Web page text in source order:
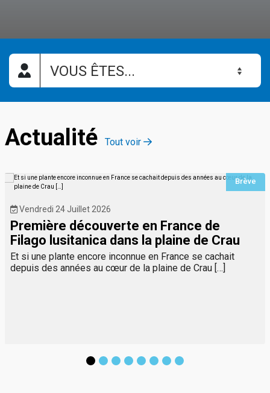
Actualité Tout voir
Brève
Vendredi 24 Juillet 2026
Première découverte en France de
Filago lusitanica dans la plaine de Crau
Et si une plante encore inconnue en France se cachait
depuis des années au cœur de la plaine de Crau […]